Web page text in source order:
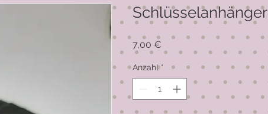
Schlüsselanhänger
7,00 €
Anzahl *